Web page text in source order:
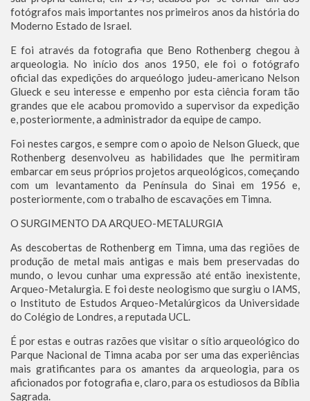
fotógrafos mais importantes nos primeiros anos da história do
Moderno Estado de Israel.
E foi através da fotografia que Beno Rothenberg chegou à
arqueologia. No início dos anos 1950, ele foi o fotógrafo
oficial das expedições do arqueólogo judeu-americano Nelson
Glueck e seu interesse e empenho por esta ciência foram tão
grandes que ele acabou promovido a supervisor da expedição
e, posteriormente, a administrador da equipe de campo.
Foi nestes cargos, e sempre com o apoio de Nelson Glueck, que
Rothenberg desenvolveu as habilidades que lhe permitiram
embarcar em seus próprios projetos arqueológicos, começando
com um levantamento da Península do Sinai em 1956 e,
posteriormente, com o trabalho de escavações em Timna.
O SURGIMENTO DA ARQUEO-METALURGIA
As descobertas de Rothenberg em Timna, uma das regiões de
produção de metal mais antigas e mais bem preservadas do
mundo, o levou cunhar uma expressão até então inexistente,
Arqueo-Metalurgia. E foi deste neologismo que surgiu o IAMS,
o Instituto de Estudos Arqueo-Metalúrgicos da Universidade
do Colégio de Londres, a reputada UCL.
É por estas e outras razões que visitar o sítio arqueológico do
Parque Nacional de Timna acaba por ser uma das experiências
mais gratificantes para os amantes da arqueologia, para os
aficionados por fotografia e, claro, para os estudiosos da Bíblia
Sagrada.